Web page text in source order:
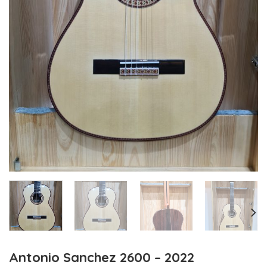
Antonio Sanchez 2600 – 2022